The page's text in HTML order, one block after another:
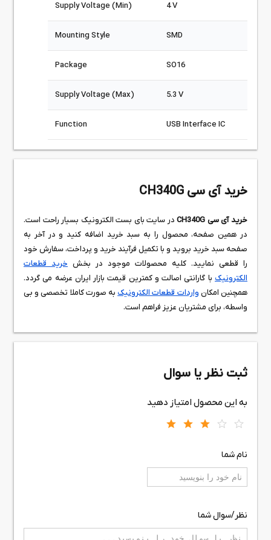
Supply Voltage (Min) 4 V
Mounting Style SMD
Package SO16
Supply Voltage (Max) 5.3 V
Function USB Interface IC
خرید آی سی CH340G
خرید آی سی CH340G
در سایت بای بست الکترونیک بسیار راحت است.
در همین صفحه، محصول را به سبد خرید اضافه کنید و در آخر به
صفحه سبد خرید بروید و با تکمیل فرآیند خرید و پرداخت، سفارش خود
را قطعی نمایید. کلیه محصولات موجود در بخش خرید قطعات
الکترونیک با گارانتی اصالت و کمترین قیمت بازار ایران عرضه می گردد.
همچنین امکان واردات قطعات الکترونیک به صورت کاملا تخصصی و بی
واسطه، برای مشتریان عزیز فراهم است.
ثبت نظر یا سوال
به این محصول امتیاز دهید
نام شما
نظر/سوال شما